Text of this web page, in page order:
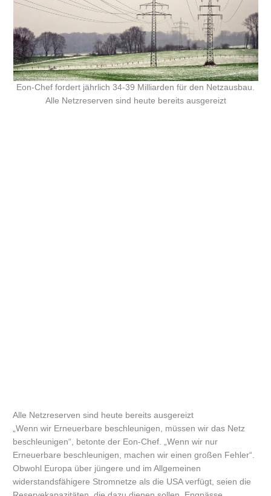
Eon-Chef fordert jährlich 34-39 Milliarden für den Netzausbau.
Alle Netzreserven sind heute bereits ausgereizt
Alle Netzreserven sind heute bereits ausgereizt
„Wenn wir Erneuerbare beschleunigen, müssen wir das Netz
beschleunigen“, betonte der Eon-Chef. „Wenn wir nur
Erneuerbare beschleunigen, machen wir einen großen Fehler“.
Obwohl Europa über jüngere und im Allgemeinen
widerstandsfähigere Stromnetze als die USA verfügt, seien die